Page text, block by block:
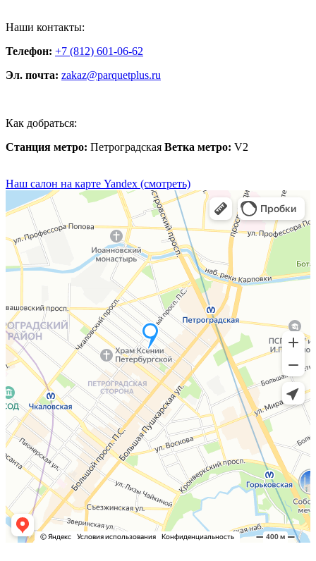
Наши контакты:
Телефон: +7 (812) 601-06-62
Эл. почта: zakaz@parquetplus.ru
Как добраться:
Станция метро: Петроградская Ветка метро: V2
Наш салон на карте Yandex (смотреть)